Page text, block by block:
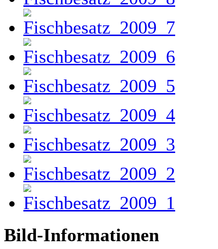
Bild-Informationen